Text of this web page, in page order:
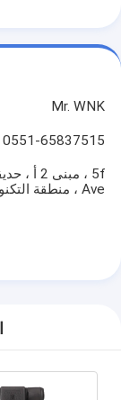
Mr. WNK
0551-65837515
Ave ، منطقة التكنولوجيا العالية ، Hefei ، Anhui ، الصين